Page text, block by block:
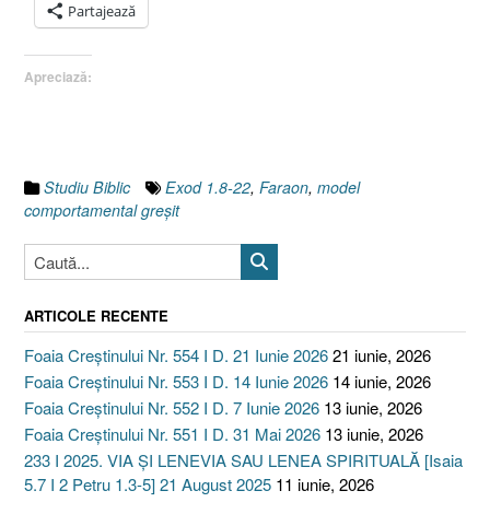
Partajează
Apreciază:
Studiu Biblic Exod 1.8-22, Faraon, model
comportamental greşit
ARTICOLE RECENTE
Foaia Creștinului Nr. 554 I D. 21 Iunie 202621 iunie, 2026
Foaia Creștinului Nr. 553 I D. 14 Iunie 2026 14 iunie, 2026
Foaia Creștinului Nr. 552 I D. 7 Iunie 2026 13 iunie, 2026
Foaia Creștinului Nr. 551 I D. 31 Mai 2026 13 iunie, 2026
233 I 2025. VIA ȘI LENEVIA SAU LENEA SPIRITUALĂ [Isaia
5.7 I 2 Petru 1.3-5] 21 August 2025 11 iunie, 2026